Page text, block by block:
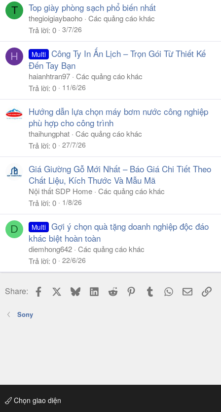
T Top giày phòng sạch phổ biến nhất
thegioigiaybaoho Các quảng cáo khác
Trả lời 0 3/7/26
H Multi Công Ty In Ấn Lịch – Trọn Gói Từ Thiết Kế
Đến Tay Bạn
haianhtran97 Các quảng cáo khác
Trả lời 0 11/6/26
Hướng dẫn lựa chọn máy bơm nước công nghiệp
phù hợp cho công trình
thaihungphat Các quảng cáo khác
Trả lời 0 27/7/26
Giá Giường Gỗ Mới Nhất – Báo Giá Chi Tiết Theo
Chất Liệu, Kích Thước Và Mẫu Mã
Nội thất SDP Home Các quảng cáo khác
Trả lời 0 1/8/26
D Multi Gợi ý chọn quà tặng doanh nghiệp độc đáo
khác biệt hoàn toàn
diemhong642 Các quảng cáo khác
Trả lời 0 22/6/26
Share: Facebook BlueskyLinkedIn
Reddit PinterestTumblr WhatsApp
Email
Sony
Chọn giao diện